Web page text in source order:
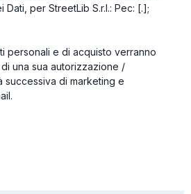
per StreetLib S.r.l.: Pec: [.];
personali e di acquisto verranno
una sua autorizzazione /
successiva di marketing e